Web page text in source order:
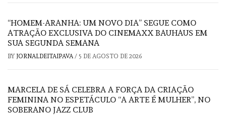
“HOMEM-ARANHA: UM NOVO DIA” SEGUE COMO
ATRAÇÃO EXCLUSIVA DO CINEMAXX BAUHAUS EM
SUA SEGUNDA SEMANA
BY JORNALDEITAIPAVA / 5 DE AGOSTO DE 2026
MARCELA DE SÁ CELEBRA A FORÇA DA CRIAÇÃO
FEMININA NO ESPETÁCULO “A ARTE É MULHER”, NO
SOBERANO JAZZ CLUB